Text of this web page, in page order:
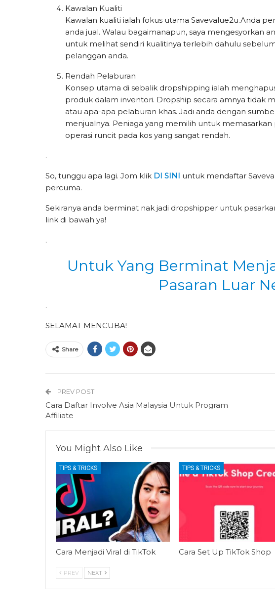
Kawalan Kualiti
Kawalan kualiti ialah fokus utama Savevalue2u.Anda
anda jual. Walau bagaimanapun, saya mengesyorkan
untuk melihat sendiri kualitinya terlebih dahulu
pelanggan anda.
Rendah Pelaburan
Konsep utama di sebalik dropshipping ialah
produk dalam inventori. Dropship secara amnya tidak
atau apa-apa pelaburan khas. Jadi anda dengan
menjualnya. Peniaga yang memilih untuk
operasi runcit pada kos yang sangat rendah.
.
So, tunggu apa lagi. Jom klik DI SINI untuk mendaftar
percuma.
Sekiranya anda berminat nak jadi dropshipper untuk
link di bawah ya!
.
Untuk Yang Berminat
Pasaran Luar
.
SELAMAT MENCUBA!
Share
PREV POST
Cara Daftar Involve Asia Malaysia Untuk Program
Affiliate
You Might Also Like
TIPS & TRICKS
Cara Menjadi Viral di TikTok
TIPS & TRICKS
Cara Set Up TikTok Shop
PREV NEXT